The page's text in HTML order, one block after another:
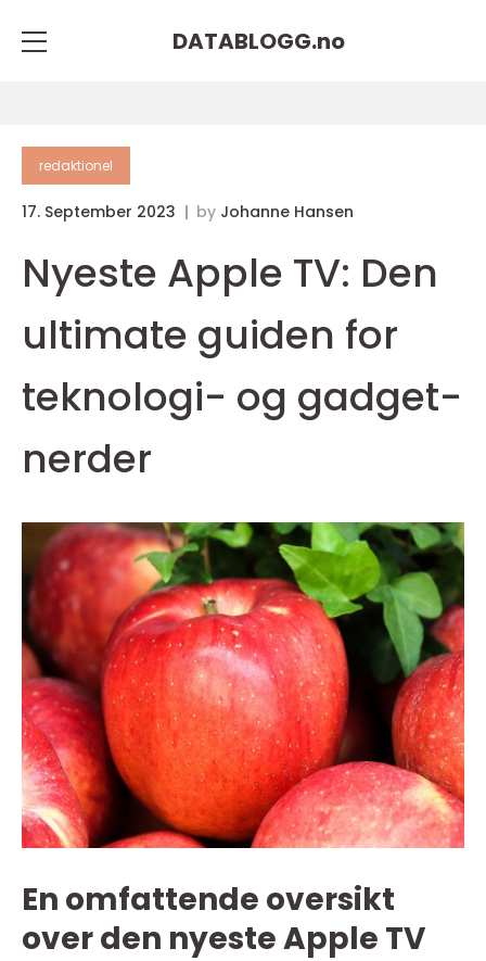
DATABLOGG.no
redaktionel
17. September 2023 by Johanne Hansen
Nyeste Apple TV: Den
ultimate guiden for
teknologi- og gadget-
nerder
En omfattende oversikt
over den nyeste Apple TV